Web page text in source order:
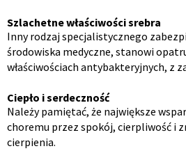
Szlachetne właściwości srebra
Inny rodzaj specjalistycznego
środowiska medyczne, stanowi
właściwościach antybakteryjnych, z
Ciepło i serdeczność
Należy pamiętać, że największe
choremu przez spokój, cierpliwość i
cierpienia.